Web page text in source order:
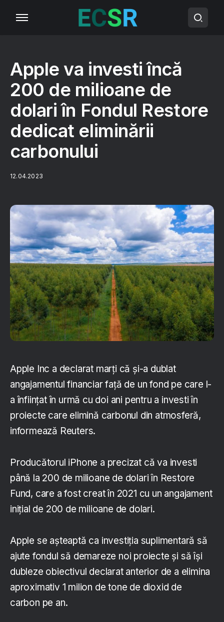
Apple va investi încă
200 de milioane de
dolari în Fondul Restore
dedicat eliminării
carbonului
12.04.2023
Apple Inc a declarat marți că și-a dublat
angajamentul financiar față de un fond pe care l-
a înființat în urmă cu doi ani pentru a investi în
proiecte care elimină carbonul din atmosferă,
informează Reuters.
Producătorul iPhone a precizat că va investi
până la 200 de milioane de dolari în Restore
Fund, care a fost creat în 2021 cu un angajament
inițial de 200 de milioane de dolari.
Apple se așteaptă ca investiția suplimentară să
ajute fondul să demareze noi proiecte și să își
dubleze obiectivul declarat anterior de a elimina
aproximativ 1 milion de tone de dioxid de
carbon pe an.